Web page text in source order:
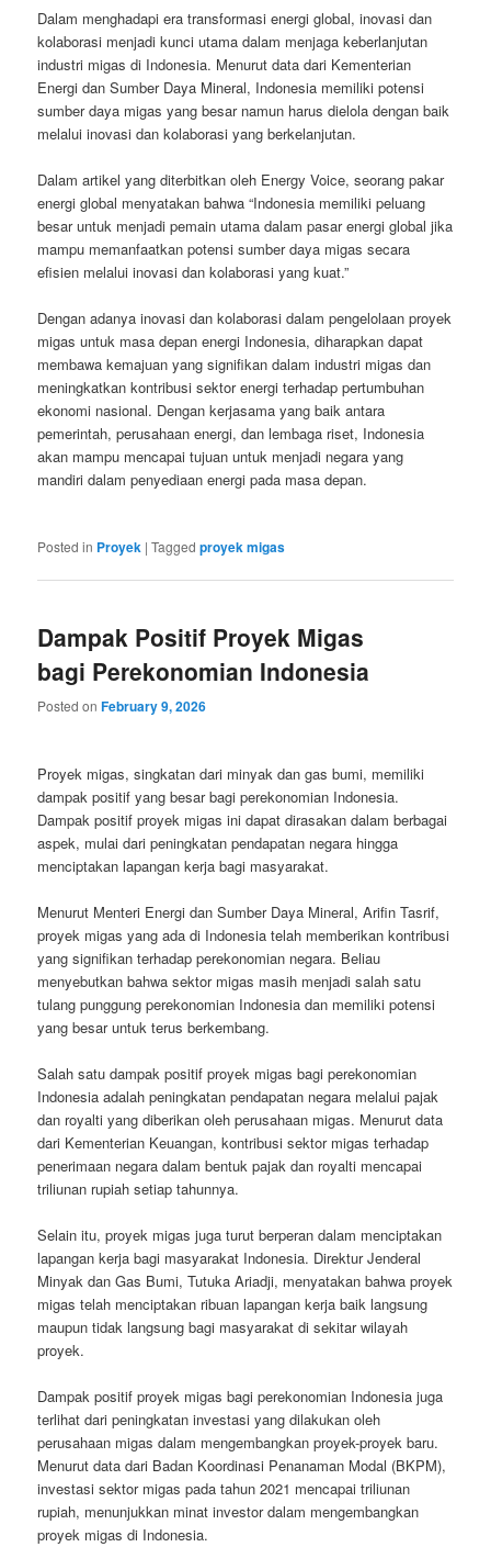
Dalam menghadapi era transformasi energi global, inovasi dan
kolaborasi menjadi kunci utama dalam menjaga keberlanjutan
industri migas di Indonesia. Menurut data dari Kementerian
Energi dan Sumber Daya Mineral, Indonesia memiliki potensi
sumber daya migas yang besar namun harus dielola dengan baik
melalui inovasi dan kolaborasi yang berkelanjutan.
Dalam artikel yang diterbitkan oleh Energy Voice, seorang pakar
energi global menyatakan bahwa “Indonesia memiliki peluang
besar untuk menjadi pemain utama dalam pasar energi global jika
mampu memanfaatkan potensi sumber daya migas secara
efisien melalui inovasi dan kolaborasi yang kuat.”
Dengan adanya inovasi dan kolaborasi dalam pengelolaan proyek
migas untuk masa depan energi Indonesia, diharapkan dapat
membawa kemajuan yang signifikan dalam industri migas dan
meningkatkan kontribusi sektor energi terhadap pertumbuhan
ekonomi nasional. Dengan kerjasama yang baik antara
pemerintah, perusahaan energi, dan lembaga riset, Indonesia
akan mampu mencapai tujuan untuk menjadi negara yang
mandiri dalam penyediaan energi pada masa depan.
Posted in Proyek |Tagged proyek migas
Dampak Positif Proyek Migas
bagi Perekonomian Indonesia
Posted onFebruary 9, 2026
Proyek migas, singkatan dari minyak dan gas bumi, memiliki
dampak positif yang besar bagi perekonomian Indonesia.
Dampak positif proyek migas ini dapat dirasakan dalam berbagai
aspek, mulai dari peningkatan pendapatan negara hingga
menciptakan lapangan kerja bagi masyarakat.
Menurut Menteri Energi dan Sumber Daya Mineral, Arifin Tasrif,
proyek migas yang ada di Indonesia telah memberikan kontribusi
yang signifikan terhadap perekonomian negara. Beliau
menyebutkan bahwa sektor migas masih menjadi salah satu
tulang punggung perekonomian Indonesia dan memiliki potensi
yang besar untuk terus berkembang.
Salah satu dampak positif proyek migas bagi perekonomian
Indonesia adalah peningkatan pendapatan negara melalui pajak
dan royalti yang diberikan oleh perusahaan migas. Menurut data
dari Kementerian Keuangan, kontribusi sektor migas terhadap
penerimaan negara dalam bentuk pajak dan royalti mencapai
triliunan rupiah setiap tahunnya.
Selain itu, proyek migas juga turut berperan dalam menciptakan
lapangan kerja bagi masyarakat Indonesia. Direktur Jenderal
Minyak dan Gas Bumi, Tutuka Ariadji, menyatakan bahwa proyek
migas telah menciptakan ribuan lapangan kerja baik langsung
maupun tidak langsung bagi masyarakat di sekitar wilayah
proyek.
Dampak positif proyek migas bagi perekonomian Indonesia juga
terlihat dari peningkatan investasi yang dilakukan oleh
perusahaan migas dalam mengembangkan proyek-proyek baru.
Menurut data dari Badan Koordinasi Penanaman Modal (BKPM),
investasi sektor migas pada tahun 2021 mencapai triliunan
rupiah, menunjukkan minat investor dalam mengembangkan
proyek migas di Indonesia.